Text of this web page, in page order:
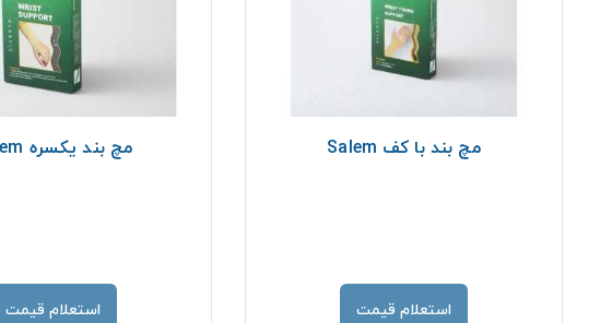
مچ بند با كف Salem
استعلام قیمت
مچ بند يكسره Salem
استعلام قیمت